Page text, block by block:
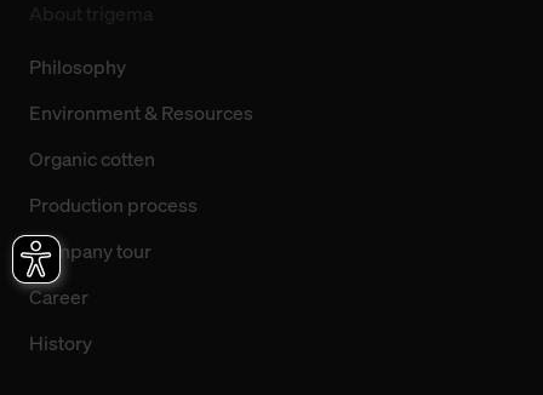
Philosophy
Environment & Resources
Organic cotten
Production process
Company tour
Career
History